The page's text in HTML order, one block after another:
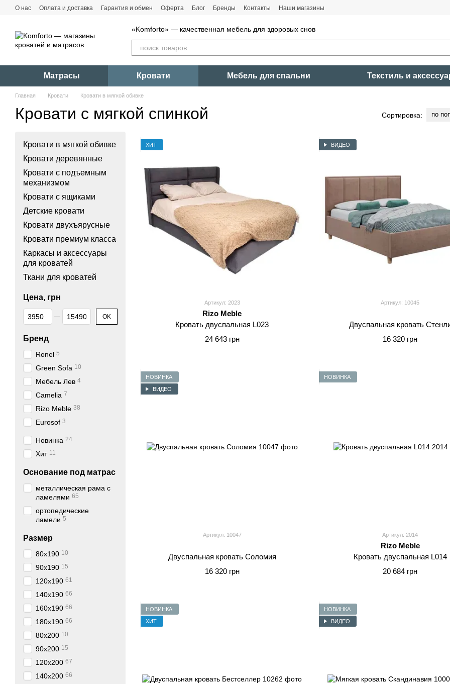
Перейти к основному контенту
О нас Оплата и доставка Гарантия и обмен Оферта Блог Бренды Контакты Наши магазины
«Komforto» — качественная мебель для здоровых снов
Матрасы Кровати Мебель для спальни Текстиль и
Главная Кровати Кровати в мягкой обивке
Кровати с мягкой спинкой Сортировка: по
ХИТ
Артикул: 2023
Rizo Meble
Кровать двуспальная L023
24 643 грн
ВИДЕО
Артикул: 10045
Двуспальная кровать
16 320 грн
НОВИНКА
ВИДЕО
Артикул: 10047
Двуспальная кровать Соломия
16 320 грн
НОВИНКА
Артикул: 2014
Rizo Meble
Кровать двуспальная L014
20 684 грн
НОВИНКА
ХИТ
НОВИНКА
ВИДЕО
Кровати в мягкой обивке
Кровати деревянные
Кровати с подъемным
механизмом
Кровати с ящиками
Детские кровати
Кровати двухъярусные
Кровати премиум класса
Каркасы и аксессуары
для кроватей
Ткани для кроватей
Цена, грн
От Цена, грн
До Цена, грн OK
Бренд
Ronel 5
Green Sofa 10
Мебель Лев 4
Camelia 7
Rizo Meble 38
Eurosof 3
Новинка 24
Хит 11
Основание под матрас
металлическая рама с
ламелями 65
ортопедические
ламели 5
Размер
80x190 10
90x190 15
120x190 61
140x190 66
160x190 66
180x190 66
80x200 10
90x200 15
120x200 67
140x200 66